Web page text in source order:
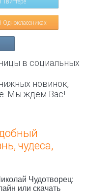
Твиттере
Одноклассниках
в социальных
новинок,
Мы ждём Вас!
чудеса,
Чудотворец:
или скачать